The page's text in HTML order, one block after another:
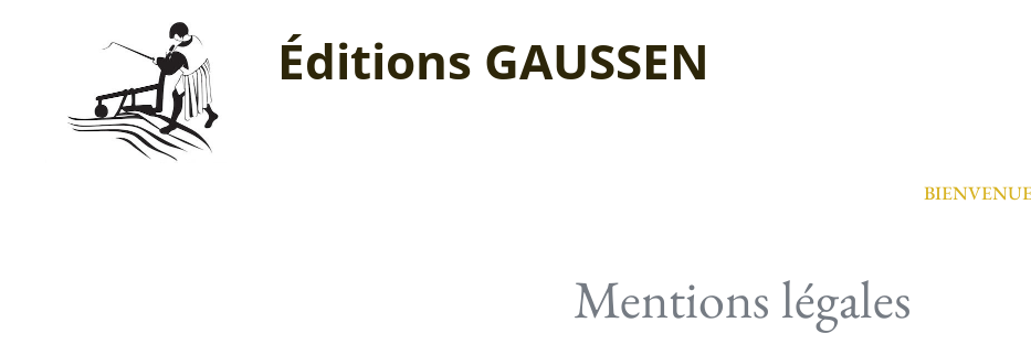
Éditions GAUSSEN
Mentions légales